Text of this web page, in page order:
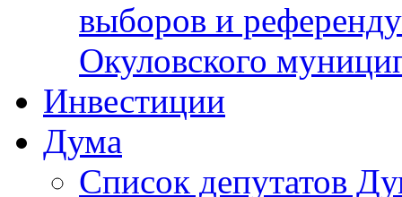
выборов и
Окуловского
Инвестиции
Дума
Список депутатов